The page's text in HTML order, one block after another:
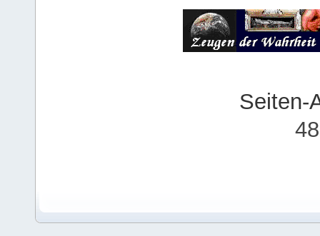
Seiten-